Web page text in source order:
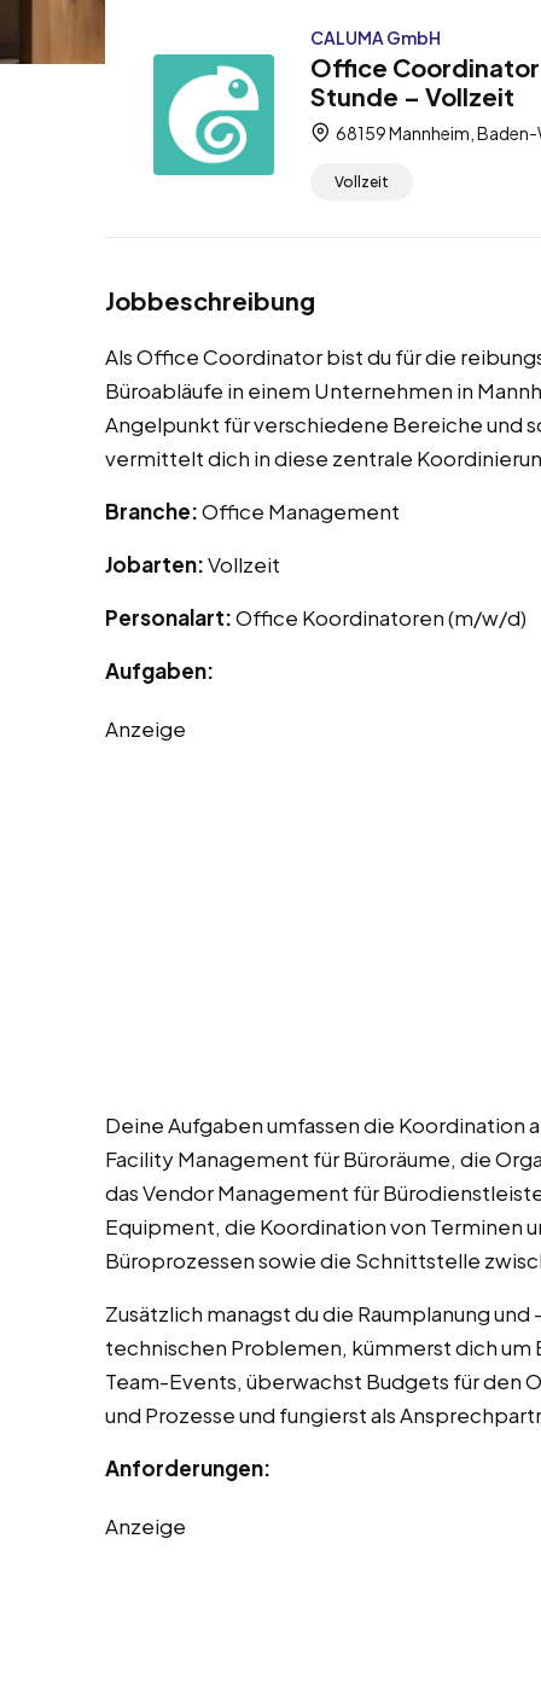
CALUMA GmbH
Office
Stunde – Vollzeit
68159 Mannheim,
Vollzeit
Jobbeschreibung
Als Office Coordinator bist du für die
Büroabläufe in einem Unternehmen in
Angelpunkt für verschiedene Bereiche und
vermittelt dich in diese zentrale
Branche:Office Management
Jobarten:Vollzeit
Personalart:Office Koordinatoren (m/w/d)
Aufgaben:
Anzeige
Deine Aufgaben umfassen die
Facility Management für Büroräume, die
das Vendor Management für
Equipment, die Koordination von Terminen
Büroprozessen sowie die Schnittstelle
Zusätzlich managst du die Raumplanung
technischen Problemen, kümmerst dich
Team-Events, überwachst Budgets für
und Prozesse und fungierst als
Anforderungen:
Anzeige